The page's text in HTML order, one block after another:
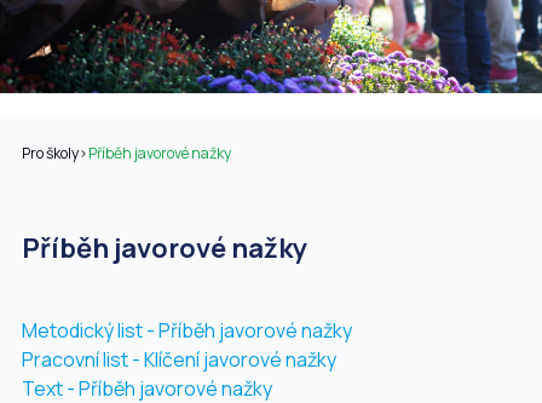
Pro školy>Příběh javorové nažky
Příběh javorové nažky
Metodický list - Příběh javorové nažky
Pracovní list - Klíčení javorové nažky
Text - Příběh javorové nažky